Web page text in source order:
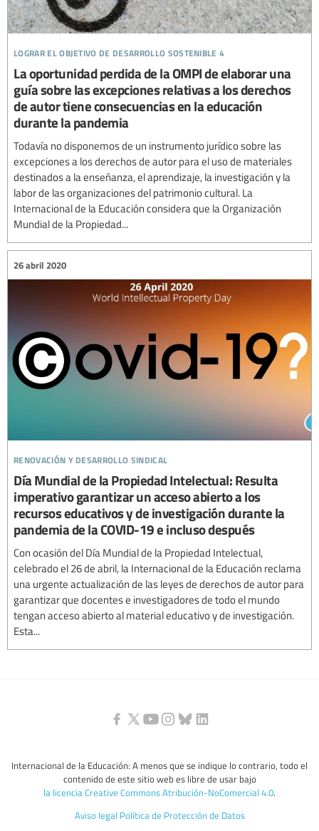
lograr el objetivo de desarrollo sostenible 4
La oportunidad perdida de la OMPI de elaborar una
guía sobre las excepciones relativas a los derechos
de autor tiene consecuencias en la educación
durante la pandemia
Todavía no disponemos de un instrumento jurídico sobre las
excepciones a los derechos de autor para el uso de materiales
destinados a la enseñanza, el aprendizaje, la investigación y la
labor de las organizaciones del patrimonio cultural. La
Internacional de la Educación considera que la Organización
Mundial de la Propiedad...
renovación y desarrollo sindical
26 abril 2020
Día Mundial de la Propiedad Intelectual: Resulta
imperativo garantizar un acceso abierto a los
recursos educativos y de investigación durante la
pandemia de la COVID-19 e incluso después
Con ocasión del Día Mundial de la Propiedad Intelectual,
celebrado el 26 de abril, la Internacional de la Educación reclama
una urgente actualización de las leyes de derechos de autor para
garantizar que docentes e investigadores de todo el mundo
tengan acceso abierto al material educativo y de investigación.
Esta...
Internacional de la Educación: A menos que se indique lo contrario, todo el
contenido de este sitio web es libre de usar bajo
la licencia Creative Commons Atribución-NoComercial 4.0.
Aviso legal Política de Protección de Datos